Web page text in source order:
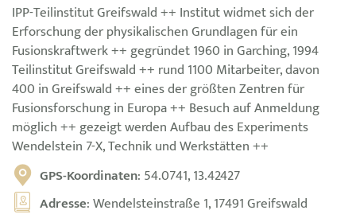
IPP-Teilinstitut Greifswald ++ Institut widmet sich der
Erforschung der physikalischen Grundlagen für ein
Fusionskraftwerk ++ gegründet 1960 in Garching, 1994
Teilinstitut Greifswald ++ rund 1100 Mitarbeiter, davon
400 in Greifswald ++ eines der größten Zentren für
Fusionsforschung in Europa ++ Besuch auf Anmeldung
möglich ++ gezeigt werden Aufbau des Experiments
Wendelstein 7-X, Technik und Werkstätten ++
GPS-Koordinaten: 54.0741, 13.42427
Adresse: Wendelsteinstraße 1, 17491 Greifswald